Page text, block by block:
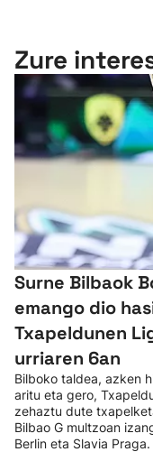
Zure
Surne Bilbaok
emango dio
Txapeldunen
urriaren 6an
Bilboko taldea, azken
aritu eta gero,
zehaztu dute
Bilbao G multzoan
Berlin eta Slavia Praga.